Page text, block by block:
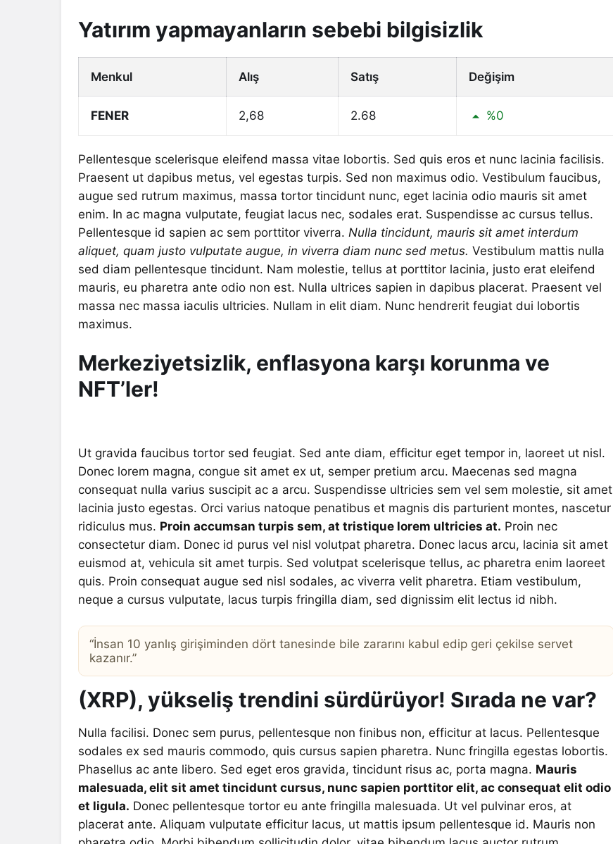
Yatırım yapmayanların sebebi bilgisizlik
Menkul Alış Satış Değişim
FENER 2,68 2.68 %0
Pellentesque scelerisque eleifend massa vitae lobortis. Sed quis eros et nunc lacinia facilisis.
Praesent ut dapibus metus, vel egestas turpis. Sed non maximus odio. Vestibulum faucibus,
augue sed rutrum maximus, massa tortor tincidunt nunc, eget lacinia odio mauris sit amet
enim. In ac magna vulputate, feugiat lacus nec, sodales erat. Suspendisse ac cursus tellus.
Pellentesque id sapien ac sem porttitor viverra.Nulla tincidunt, mauris sit amet interdum
aliquet, quam justo vulputate augue, in viverra diam nunc sed metus. Vestibulum mattis nulla
sed diam pellentesque tincidunt. Nam molestie, tellus at porttitor lacinia, justo erat eleifend
mauris, eu pharetra ante odio non est. Nulla ultrices sapien in dapibus placerat. Praesent vel
massa nec massa iaculis ultricies. Nullam in elit diam. Nunc hendrerit feugiat dui lobortis
maximus.
Merkeziyetsizlik, enflasyona karşı korunma ve
NFT’ler!
Ut gravida faucibus tortor sed feugiat. Sed ante diam, efficitur eget tempor in, laoreet ut nisl.
Donec lorem magna, congue sit amet ex ut, semper pretium arcu. Maecenas sed magna
consequat nulla varius suscipit ac a arcu. Suspendisse ultricies sem vel sem molestie, sit amet
lacinia justo egestas. Orci varius natoque penatibus et magnis dis parturient montes, nascetur
ridiculus mus. Proin accumsan turpis sem, at tristique lorem ultricies at. Proin nec
consectetur diam. Donec id purus vel nisl volutpat pharetra. Donec lacus arcu, lacinia sit amet
euismod at, vehicula sit amet turpis. Sed volutpat scelerisque tellus, ac pharetra enim laoreet
quis. Proin consequat augue sed nisl sodales, ac viverra velit pharetra. Etiam vestibulum,
neque a cursus vulputate, lacus turpis fringilla diam, sed dignissim elit lectus id nibh.
“İnsan 10 yanlış girişiminden dört tanesinde bile zararını kabul edip geri çekilse servet
kazanır.”
(XRP), yükseliş trendini sürdürüyor! Sırada ne var?
Nulla facilisi. Donec sem purus, pellentesque non finibus non, efficitur at lacus. Pellentesque
sodales ex sed mauris commodo, quis cursus sapien pharetra. Nunc fringilla egestas lobortis.
Phasellus ac ante libero. Sed eget eros gravida, tincidunt risus ac, porta magna. Mauris
malesuada, elit sit amet tincidunt cursus, nunc sapien porttitor elit, ac consequat elit odio
et ligula. Donec pellentesque tortor eu ante fringilla malesuada. Ut vel pulvinar eros, at
placerat ante. Aliquam vulputate efficitur lacus, ut mattis ipsum pellentesque id. Mauris non